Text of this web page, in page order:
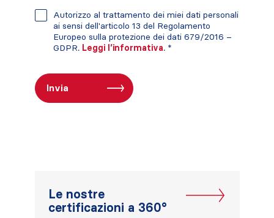
Autorizzo al trattamento dei miei dati personali
ai sensi dell'articolo 13 del Regolamento
Europeo sulla protezione dei dati 679/2016 –
GDPR. Leggi l’informativa. *
Le nostre
certificazioni a 360°